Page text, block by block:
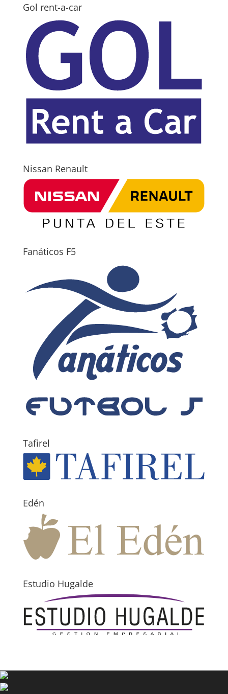
Gol rent-a-car
Nissan Renault
Fanáticos F5
Tafirel
Edén
Estudio Hugalde